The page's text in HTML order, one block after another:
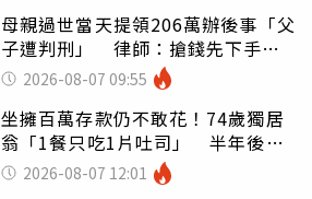
母親過世當天提領206萬辦後事「父
子遭判刑」 律師：搶錢先下手是
罪 2026-08-07 09:55
坐擁百萬存款仍不敢花！74歲獨居
翁「1餐只吃1片吐司」 半年後暴
瘦嚇壞女兒
2026-08-07 12:01